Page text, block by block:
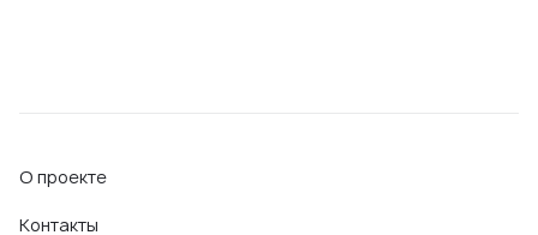
О проекте
Контакты